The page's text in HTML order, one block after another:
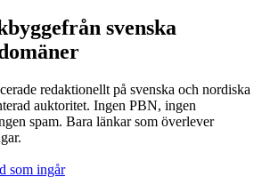
från svenska
redaktionellt på svenska och nordiska
auktoritet. Ingen PBN, ingen
spam. Bara länkar som överlever
som ingår